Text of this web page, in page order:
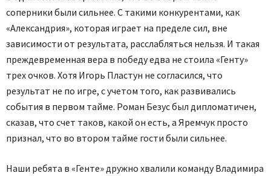
соперники были сильнее. С такими конкурентами, как
«Александрия», которая играет на пределе сил, вне
зависимости от результата, расслабляться нельзя. И такая
преждевременная вера в победу едва не стоила «Генту»
трех очков. Хотя Игорь Пластун не согласился, что
результат не по игре, с учетом того, как развивались
события в первом тайме. Роман Безус был дипломатичен,
сказав, что счет таков, какой он есть, а Яремчук просто
признал, что во втором тайме гости были сильнее.
Наши ребята в «Генте» дружно хвалили команду Владимира